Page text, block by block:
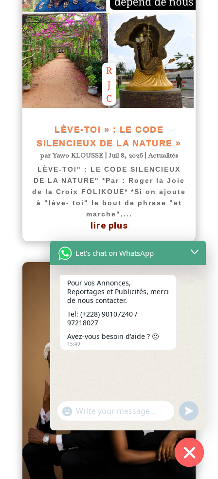
LÈVE-TOI » : LE CODE
SILENCIEUX DE LA NATURE »
parYawo KLOUSSE| Juil 8, 2026|Actualités
LÈVE-TOI" : LE CODE SILENCIEUX
DE LA NATURE" *Par : Roger la Joie
de la Croix FOLIKOUE* *Si on ajoute
à "lève- toi" le bout de phrase "et
marche",...
lire plus
Hide
Let's chat on WhatsApp
Pour vos Annonces,
Reportages et Publicités, merci
de nous contacter.
Tel: (+228) 90107240 /
97218027
Avez-vous besoin d'aide ? 🙂
15:49
"+chaty_settings.lang.emoji_picker+"
WhatsApp
undefined